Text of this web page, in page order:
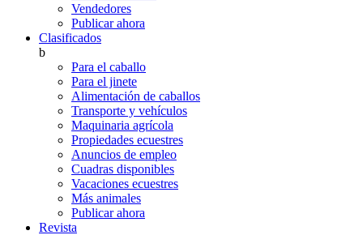
Vendedores
Publicar ahora
Clasificados
b
Para el caballo
Para el jinete
Alimentación de caballos
Transporte y vehículos
Maquinaria agrícola
Propiedades ecuestres
Anuncios de empleo
Cuadras disponibles
Vacaciones ecuestres
Más animales
Publicar ahora
Revista